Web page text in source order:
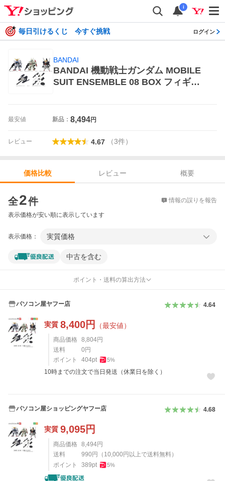
i
毎日引けるくじ 今すぐ挑戦 ログイン
BANDAI
BANDAI 機動戦士ガンダム MOBILE
SUIT ENSEMBLE 08 BOX フィギュ
最安値 新品： 8,494円
レビュー 4.67 （3件）
価格比較 レビュー
概要
全2件 情報の誤りを報告
表示価格が安い順に表示しています
表示価格： 実質価格
中古を含む
ポイント・送料の算出方法
パソコン屋ヤフー店 4.64
実質 8,400円 （最安値）
商品価格 8,804円
送料
0 円
ポイント
404pt 5%
10時までの注文で当日発送（休業日を除く）
パソコン屋ショッピングヤフー店 4.68
実質 9,095円
商品価格 8,494円
送料
990 円 （ 10,000 円以上で送料無料）
ポイント
389pt 5%